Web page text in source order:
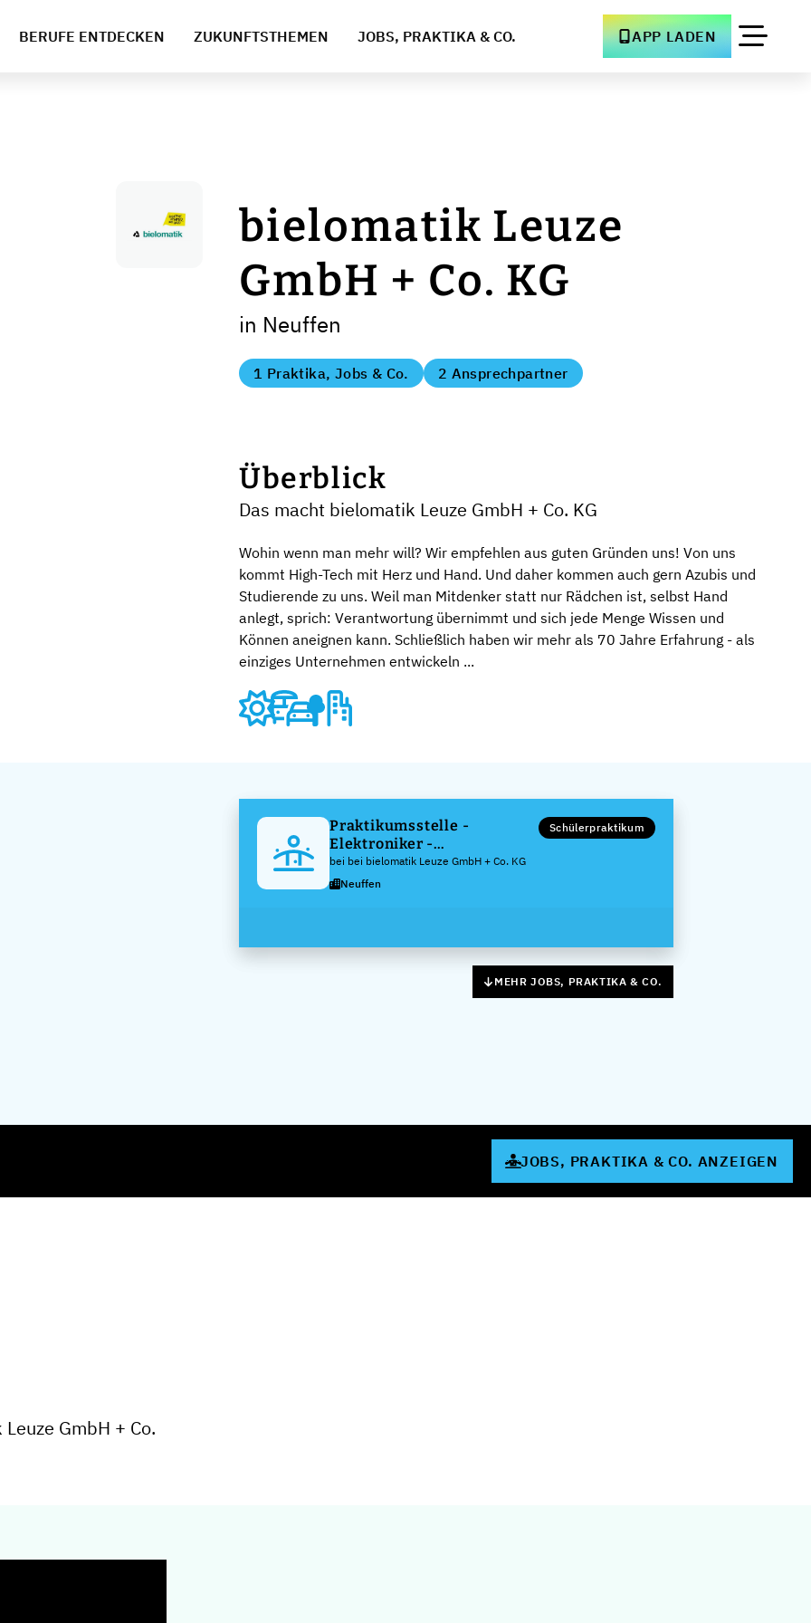
BERUFE ENTDECKEN ZUKUNFTSTHEMEN JOBS, PRAKTIKA & CO. APP LADEN
bielomatik Leuze
GmbH + Co. KG
in Neuffen
1 Praktika, Jobs & Co. 2 Ansprechpartner
Überblick
Das macht bielomatik Leuze GmbH + Co. KG
Wohin wenn man mehr will? Wir empfehlen aus guten Gründen uns! Von uns
kommt High-Tech mit Herz und Hand. Und daher kommen auch gern Azubis und
Studierende zu uns. Weil man Mitdenker statt nur Rädchen ist, selbst Hand
anlegt, sprich: Verantwortung übernimmt und sich jede Menge Wissen und
Können aneignen kann. Schließlich haben wir mehr als 70 Jahre Erfahrung - als
einziges Unternehmen entwickeln ...
Praktikumsstelle -
Elektroniker -
Automatisierungstechnik
(m/w/d)
bei bei bielomatik Leuze GmbH + Co. KG
Schülerpraktikum
Neuffen
MEHR JOBS, PRAKTIKA & CO.
JOBS, PRAKTIKA & CO. ANZEIGEN
GmbH + Co.